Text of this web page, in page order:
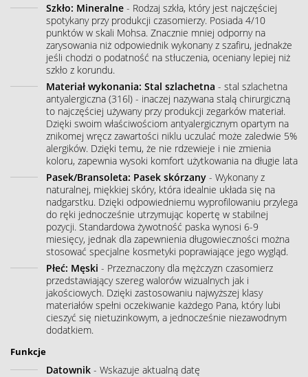
Szkło: Mineralne - Rodzaj szkła, który jest najczęściej
spotykany przy produkcji czasomierzy. Posiada 4/10
punktów w skali Mohsa. Znacznie mniej odporny na
zarysowania niż odpowiednik wykonany z szafiru, jednakże
jeśli chodzi o podatność na stłuczenia, oceniany lepiej niż
szkło z korundu.
Materiał wykonania: Stal szlachetna - stal szlachetna
antyalergiczna (316l) - inaczej nazywana stalą chirurgiczną
to najczęściej używany przy produkcji zegarków materiał.
Dzięki swoim właściwościom antyalergicznym opartym na
znikomej wręcz zawartości niklu uczulać może zaledwie 5%
alergików. Dzięki temu, że nie rdzewieje i nie zmienia
koloru, zapewnia wysoki komfort użytkowania na długie lata
Pasek/Bransoleta: Pasek skórzany - Wykonany z
naturalnej, miękkiej skóry, która idealnie układa się na
nadgarstku. Dzięki odpowiedniemu wyprofilowaniu przylega
do ręki jednocześnie utrzymując kopertę w stabilnej
pozycji. Standardowa żywotność paska wynosi 6-9
miesięcy, jednak dla zapewnienia długowieczności można
stosować specjalne kosmetyki poprawiające jego wygląd.
Płeć: Męski - Przeznaczony dla mężczyzn czasomierz
przedstawiający szereg walorów wizualnych jak i
jakościowych. Dzięki zastosowaniu najwyższej klasy
materiałów spełni oczekiwanie każdego Pana, który lubi
cieszyć się nietuzinkowym, a jednocześnie niezawodnym
dodatkiem.
Funkcje
Datownik - Wskazuje aktualną datę